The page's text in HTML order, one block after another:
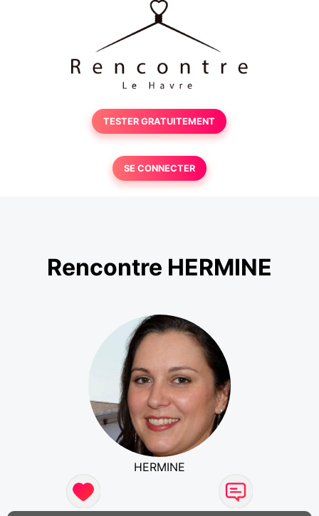
TESTER GRATUITEMENT
SE CONNECTER
Rencontre HERMINE
HERMINE